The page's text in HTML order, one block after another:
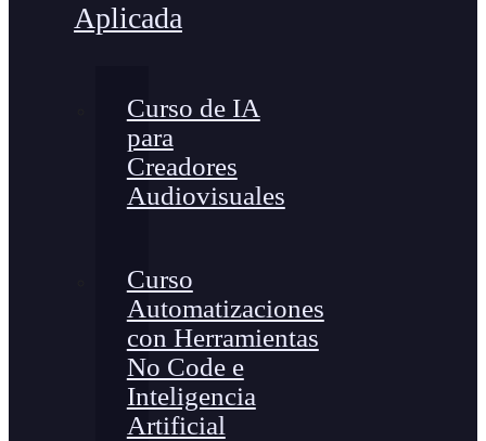
Aplicada
Curso de IA
para
Creadores
Audiovisuales
Curso
Automatizaciones
con Herramientas
No Code e
Inteligencia
Artificial